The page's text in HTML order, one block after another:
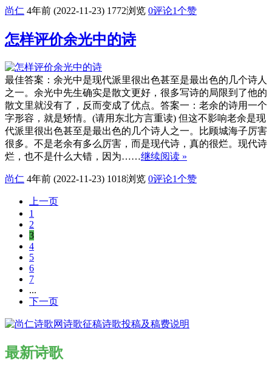
尚仁 4年前 (2022-11-23) 1772浏览 0评论1个赞
怎样评价余光中的诗
最佳答案：余光中是现代派里很出色甚至是最出色的几个诗人
之一。余光中先生确实是散文更好，很多写诗的局限到了他的
散文里就没有了，反而变成了优点。答案一：老余的诗用一个
字形容，就是矫情。(请用东北方言重读) 但这不影响老余是现
代派里很出色甚至是最出色的几个诗人之一。比顾城海子厉害
很多。不是老余有多么厉害，而是现代诗，真的很烂。现代诗
烂，也不是什么大错，因为……继续阅读 »
尚仁 4年前 (2022-11-23) 1018浏览 0评论1个赞
上一页
1
2
3
4
5
6
7
...
下一页
最新诗歌